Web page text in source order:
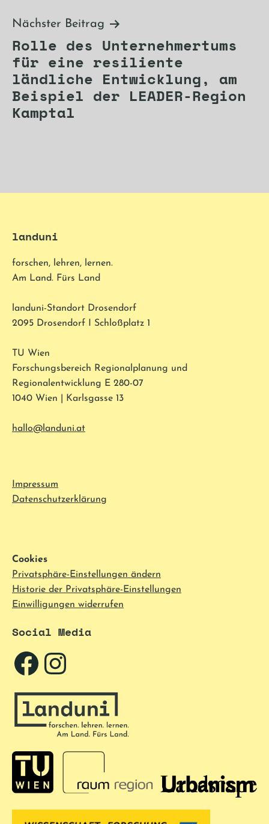
Nächster Beitrag
Rolle des Unternehmertums
für eine resiliente
ländliche Entwicklung, am
Beispiel der LEADER-Region
Kamptal
landuni
forschen, lehren, lernen.
Am Land. Fürs Land
landuni-Standort Drosendorf
2095 Drosendorf I Schloßplatz 1
TU Wien
Forschungsbereich Regionalplanung und
Regionalentwicklung E 280-07
1040 Wien | Karlsgasse 13
hallo@landuni.at
Impressum
Datenschutzerklärung
Cookies
Privatsphäre-Einstellungen ändern
Historie der Privatsphäre-Einstellungen
Einwilligungen widerrufen
Social Media
Facebook
Instagram